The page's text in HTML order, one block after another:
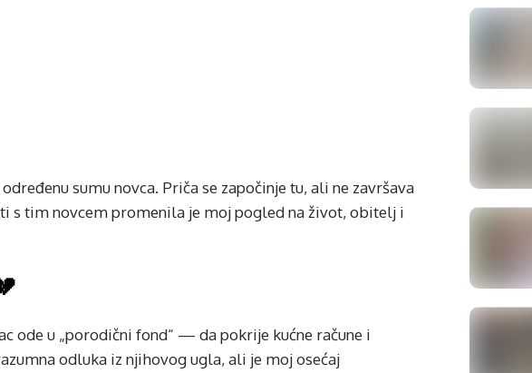
sumu novca. Priča se započinje tu, ali ne završava
s tim novcem promenila je moj pogled na život, obitelj i
ode u „porodični fond“ — da pokrije kućne račune i
odluka iz njihovog ugla, ali je moj osećaj